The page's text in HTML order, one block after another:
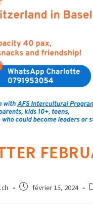
février 15, 2024